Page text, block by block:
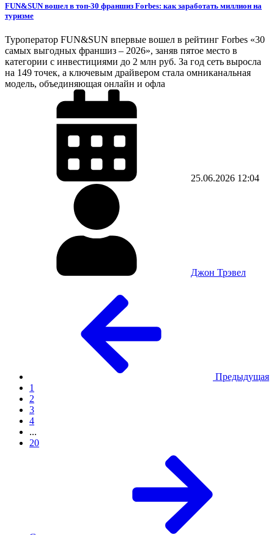
FUN&SUN вошел в топ-30 франшиз Forbes: как заработать миллион на
туризме
Туроператор FUN&SUN впервые вошел в рейтинг Forbes «30
самых выгодных франшиз – 2026», заняв пятое место в
категории с инвестициями до 2 млн руб. За год сеть выросла
на 149 точек, а ключевым драйвером стала омниканальная
модель, объединяющая онлайн и офла
25.06.2026 12:04
Джон Трэвел
Предыдущая
1
2
3
4
...
20